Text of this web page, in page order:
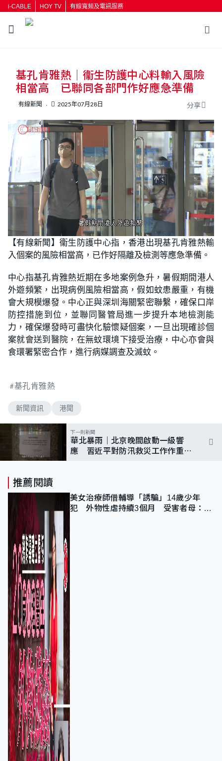
i-CABLE HOY TV 有線寬頻及電訊服務
按輸入鍵開始搜尋
基孔肯雅熱｜衞生防護中心料輸入風險
相當高 已聯同各部門作好應急準備
有線新聞 2025年07月28日 分享
U
n
m
t
e
L
o
a
d
e
d
1
.
9
2
%
【有線新聞】衞生防護中心指，香港出現基孔肯雅熱輸
入個案的風險相當高，已作好隔離及檢測等應急準備。
中心指基孔肯雅熱近期在多地案例急升，暑假期間港人
外遊頻繁，出現病例風險相當高，假如蚊患嚴重，有機
會大規模爆發。中心正與深圳海關緊密聯繫，確保口岸
防控措施到位，並聯同醫管局進一步提升本地檢測能
力，確保爆發時可盡快化驗懷疑個案，一旦出現確診個
案就會送到醫院，在無蚊環境下接受治療，中心亦會與
食環署緊密合作，進行病媒調查及滅蚊。
基孔肯雅熱
新聞資訊 港聞
下一則新聞
華北暴雨｜北京晚間啟動一級響
應 習近平對防汛救災工作作重要
推薦閱讀
美女治療師借輔導「誘騙」14歲少年
犯 外物性虐持續3個月 受害者母：要